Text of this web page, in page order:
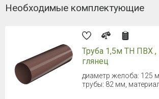
Необходимые комплектующие
Труба 1,5м ТН ПВХ
глянец
диаметр желоба: 125
трубы: 82 мм,